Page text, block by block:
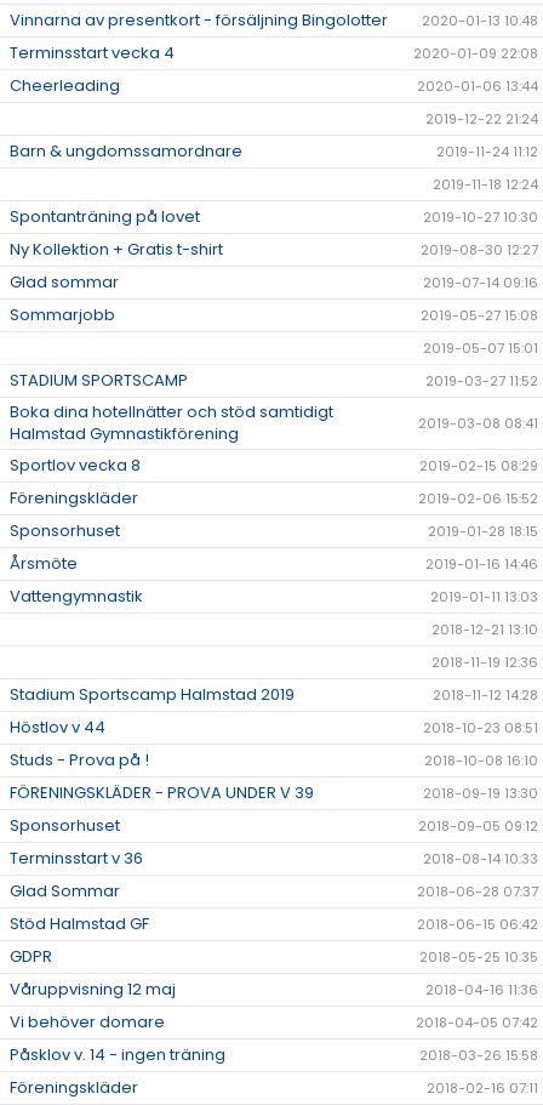
Vinnarna av presentkort - försäljning Bingolotter 2020-01-13 10:48
Terminsstart vecka 4 2020-01-09 22:08
Cheerleading
2020-01-06 13:44
2019-12-22 21:24
Barn & ungdomssamordnare
2019-11-24 11:12
2019-11-18 12:24
Spontanträning på lovet 2019-10-27 10:30
Ny Kollektion + Gratis t-shirt 2019-08-30 12:27
Glad sommar 2019-07-14 09:16
Sommarjobb
2019-05-27 15:08
2019-05-07 15:01
STADIUM SPORTSCAMP 2019-03-27 11:52
Boka dina hotellnätter och stöd samtidigt
Halmstad Gymnastikförening
2019-03-08 08:41
Sportlov vecka 8 2019-02-15 08:29
Föreningskläder 2019-02-06 15:52
Sponsorhuset 2019-01-28 18:15
Årsmöte 2019-01-16 14:46
Vattengymnastik
2019-01-11 13:03
2018-12-21 13:10
2018-11-19 12:36
Stadium Sportscamp Halmstad 2019 2018-11-12 14:28
Höstlov v 44 2018-10-23 08:51
Studs - Prova på ! 2018-10-08 16:10
FÖRENINGSKLÄDER - PROVA UNDER V 39 2018-09-19 13:30
Sponsorhuset 2018-09-05 09:12
Terminsstart v 36 2018-08-14 10:33
Glad Sommar 2018-06-28 07:37
Stöd Halmstad GF 2018-06-15 06:42
GDPR 2018-05-25 10:35
Våruppvisning 12 maj 2018-04-16 11:36
Vi behöver domare 2018-04-05 07:42
Påsklov v. 14 - ingen träning 2018-03-26 15:58
Föreningskläder 2018-02-16 07:11